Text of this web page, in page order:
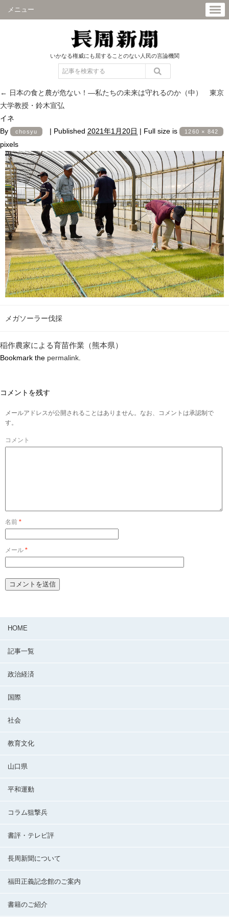
メニュー
いかなる権威にも屈することのない人民の言論機関
← 日本の食と農が危ない！―私たちの未来は守れるのか（中） 東京
大学教授・鈴木宣弘
イネ
By
chosyu | Published 2021年1月20日 | Full size is 1260 × 842
pixels
メガソーラー伐採
稲作農家による育苗作業（熊本県）
Bookmark the permalink
コメントを残す
メールアドレスが公開されることはありません。なお、コメントは承認制で
す。
コメント
名前 *
メール *
HOME
記事一覧
政治経済
国際
社会
教育文化
山口県
平和運動
コラム狙撃兵
書評・テレビ評
長周新聞について
福田正義記念館のご案内
書籍のご紹介